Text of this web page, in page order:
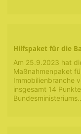
Hilfspaket für die
Am 25.9.2023 hat
Maßnahmenpaket
Immobilienbranche
insgesamt 14